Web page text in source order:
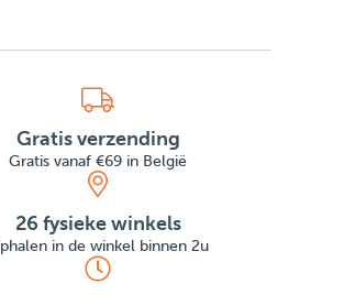
Gratis verzending
Gratis vanaf €69 in België
26 fysieke winkels
in de winkel binnen 2u